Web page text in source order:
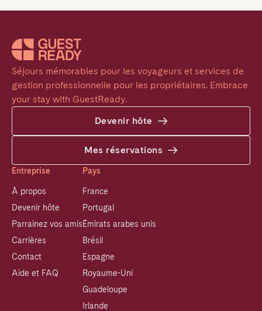
Séjours mémorables pour les voyageurs et services de
gestion professionnelle pour les propriétaires. Embrace
your stay with GuestReady.
Devenir hôte
Mes réservations
Entreprise
À propos
Devenir hôte
Parrainez vos amis
Carrières
Contact
Aide et FAQ
Pays
France
Portugal
Émirats arabes unis
Brésil
Espagne
Royaume-Uni
Guadeloupe
Irlande